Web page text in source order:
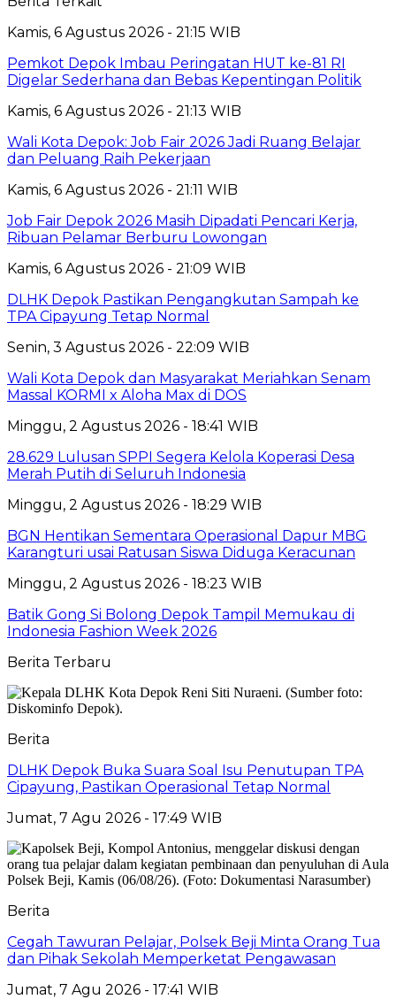
Kamis, 6 Agustus 2026 - 21:15 WIB
Pemkot Depok Imbau Peringatan HUT ke-81 RI
Digelar Sederhana dan Bebas Kepentingan Politik
Kamis, 6 Agustus 2026 - 21:13 WIB
Wali Kota Depok: Job Fair 2026 Jadi Ruang Belajar
dan Peluang Raih Pekerjaan
Kamis, 6 Agustus 2026 - 21:11 WIB
Job Fair Depok 2026 Masih Dipadati Pencari Kerja,
Ribuan Pelamar Berburu Lowongan
Kamis, 6 Agustus 2026 - 21:09 WIB
DLHK Depok Pastikan Pengangkutan Sampah ke
TPA Cipayung Tetap Normal
Senin, 3 Agustus 2026 - 22:09 WIB
Wali Kota Depok dan Masyarakat Meriahkan Senam
Massal KORMI x Aloha Max di DOS
Minggu, 2 Agustus 2026 - 18:41 WIB
28.629 Lulusan SPPI Segera Kelola Koperasi Desa
Merah Putih di Seluruh Indonesia
Minggu, 2 Agustus 2026 - 18:29 WIB
BGN Hentikan Sementara Operasional Dapur MBG
Karangturi usai Ratusan Siswa Diduga Keracunan
Minggu, 2 Agustus 2026 - 18:23 WIB
Batik Gong Si Bolong Depok Tampil Memukau di
Indonesia Fashion Week 2026
Berita Terbaru
Berita
DLHK Depok Buka Suara Soal Isu Penutupan TPA
Cipayung, Pastikan Operasional Tetap Normal
Jumat, 7 Agu 2026 - 17:49 WIB
Berita
Cegah Tawuran Pelajar, Polsek Beji Minta Orang Tua
dan Pihak Sekolah Memperketat Pengawasan
Jumat, 7 Agu 2026 - 17:41 WIB